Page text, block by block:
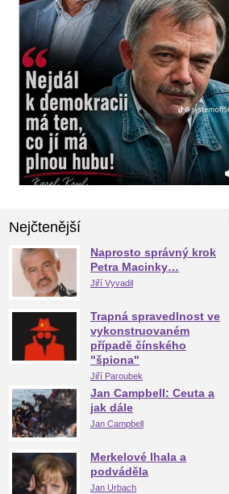
Nejčtenější
Naprosto správný krok
Petra Macinky…
Jiří Vyvadil
Trapná spravedlnost ve
vykonstruovaném
případě čínského
"špiona"
Jiří Paroubek
Jan Campbell: Ceuta a
jak dále
Jan Campbell
Merkelové lhala a
podváděla
Jan Urbach